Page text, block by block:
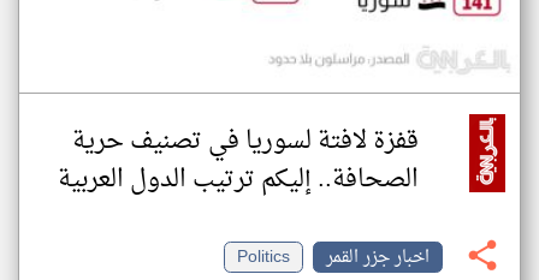
قفزة لافتة لسوريا في تصنيف حرية
الصحافة.. إليكم ترتيب الدول العربية
اخبار جزر القمر
Politics